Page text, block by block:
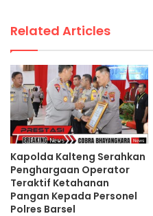
Related Articles
Kapolda Kalteng Serahkan
Penghargaan Operator
Teraktif Ketahanan
Pangan Kepada Personel
Polres Barsel